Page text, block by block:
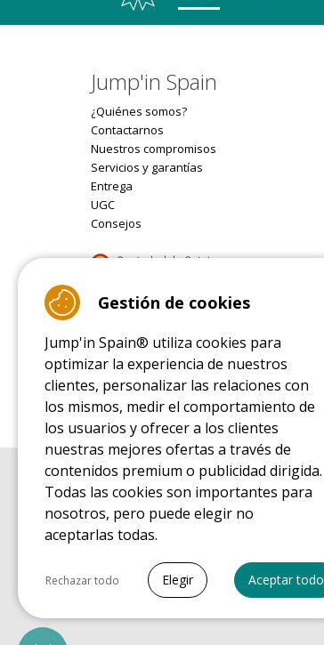
Jump'in Spain
¿Quiénes somos?
Contactarnos
Nuestros compromisos
Servicios y garantías
Entrega
UGC
Consejos
9.4/10 (22078 reviews)
Read customer reviews
GUÍA DE COMPRA
Guía de compra para las camas elásticas de ocio
Guía de compra para las piezas de recambio
Gestión de cookies
Jump'in Spain® utiliza cookies para
optimizar la experiencia de nuestros
clientes, personalizar las relaciones con
los mismos, medir el comportamiento de
los usuarios y ofrecer a los clientes
nuestras mejores ofertas a través de
contenidos premium o publicidad dirigida.
Todas las cookies son importantes para
nosotros, pero puede elegir no
aceptarlas todas.
Seleccionar todo
Cookies necesarias
Rechazar todo Elegir Aceptar todo